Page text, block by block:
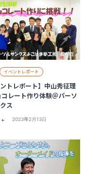
イベントレポート
ントレポート】中山秀征理
コレート作り体験＠パーソ
ス
2023年2月13日